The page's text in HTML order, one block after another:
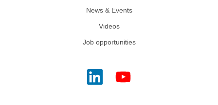
News & Events
Videos
Job opportunities